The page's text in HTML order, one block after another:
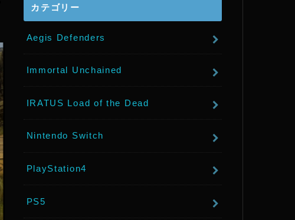
カテゴリー
Aegis Defenders
Immortal Unchained
IRATUS Load of the Dead
Nintendo Switch
PlayStation4
PS5